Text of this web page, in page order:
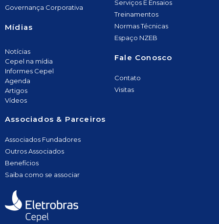
Governança Corporativa
Mídias
Notícias
Cepel na mídia
Informes Cepel
Agenda
Artigos
Vídeos
Serviços E Ensaios
Treinamentos
Normas Técnicas
Espaço NZEB
Fale Conosco
Contato
Visitas
Associados & Parceiros
Associados Fundadores
Outros Associados
Benefícios
Saiba como se associar